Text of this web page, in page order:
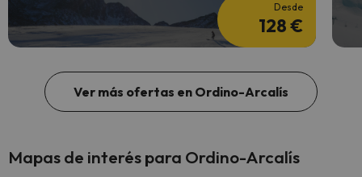
Desde
128 €
Ver más ofertas en Ordino-Arcalís
Mapas de interés para Ordino-Arcalís